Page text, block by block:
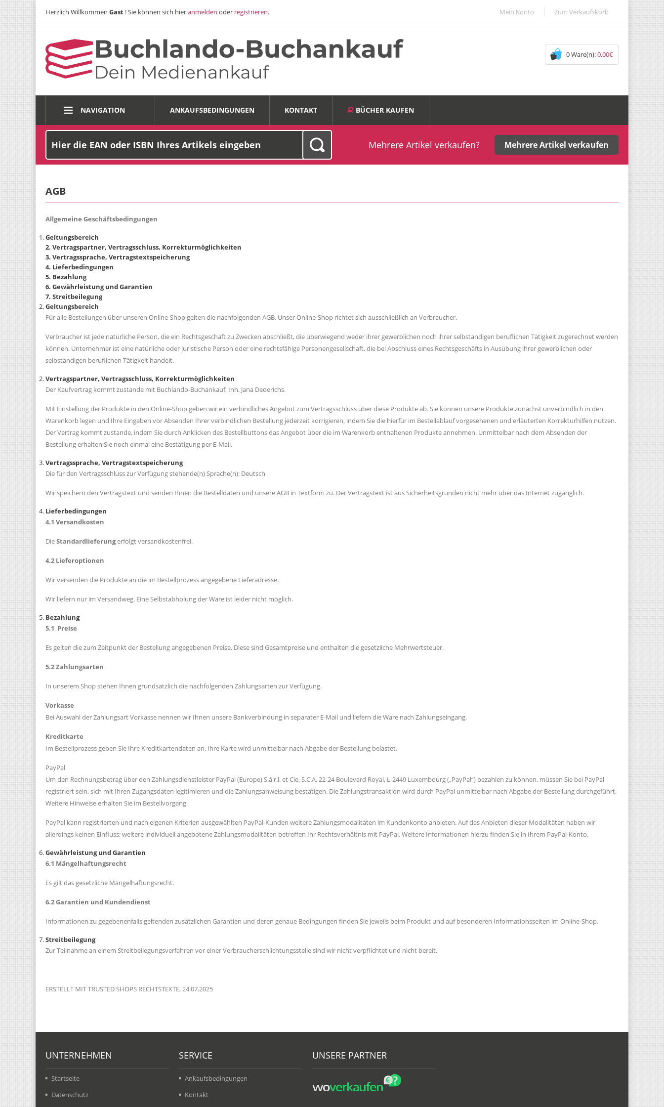
Herzlich Willkommen Gast ! Sie können sich hieranmelden oder registrieren. Mein Konto Zum Verkaufskorb
0 Ware(n):0,00€
NAVIGATION ANKAUFSBEDINGUNGEN KONTAKT BÜCHER KAUFEN
Mehrere Artikel verkaufen
Mehrere Artikel verkaufen?
AGB
Allgemeine Geschäftsbedingungen
Geltungsbereich
2. Vertragspartner, Vertragsschluss, Korrekturmöglichkeiten
3. Vertragssprache, Vertragstextspeicherung
4. Lieferbedingungen
5. Bezahlung
6. Gewährleistung und Garantien
7. Streitbeilegung
Geltungsbereich
Für alle Bestellungen über unseren Online-Shop gelten die nachfolgenden AGB. Unser Online-Shop richtet sich ausschließlich an Verbraucher.
Verbraucher ist jede natürliche Person, die ein Rechtsgeschäft zu Zwecken abschließt, die überwiegend weder ihrer gewerblichen noch ihrer selbständigen beruflichen Tätigkeit zugerechnet werden
können. Unternehmer ist eine natürliche oder juristische Person oder eine rechtsfähige Personengesellschaft, die bei Abschluss eines Rechtsgeschäfts in Ausübung ihrer gewerblichen oder
selbständigen beruflichen Tätigkeit handelt.
Vertragspartner, Vertragsschluss, Korrekturmöglichkeiten
Der Kaufvertrag kommt zustande mit Buchlando-Buchankauf, Inh. Jana Dederichs.
Mit Einstellung der Produkte in den Online-Shop geben wir ein verbindliches Angebot zum Vertragsschluss über diese Produkte ab. Sie können unsere Produkte zunächst unverbindlich in den
Warenkorb legen und Ihre Eingaben vor Absenden Ihrer verbindlichen Bestellung jederzeit korrigieren, indem Sie die hierfür im Bestellablauf vorgesehenen und erläuterten Korrekturhilfen nutzen.
Der Vertrag kommt zustande, indem Sie durch Anklicken des Bestellbuttons das Angebot über die im Warenkorb enthaltenen Produkte annehmen. Unmittelbar nach dem Absenden der
Bestellung erhalten Sie noch einmal eine Bestätigung per E-Mail.
Vertragssprache, Vertragstextspeicherung
Die für den Vertragsschluss zur Verfügung stehende(n) Sprache(n): Deutsch
Wir speichern den Vertragstext und senden Ihnen die Bestelldaten und unsere AGB in Textform zu. Der Vertragstext ist aus Sicherheitsgründen nicht mehr über das Internet zugänglich.
Lieferbedingungen
4.1 Versandkosten
DieStandardlieferungerfolgt versandkostenfrei.
4.2 Lieferoptionen
Wir versenden die Produkte an die im Bestellprozess angegebene Lieferadresse.
Wir liefern nur im Versandweg. Eine Selbstabholung der Ware ist leider nicht möglich.
Bezahlung
5.1 Preise
Es gelten die zum Zeitpunkt der Bestellung angegebenen Preise. Diese sind Gesamtpreise und enthalten die gesetzliche Mehrwertsteuer.
5.2 Zahlungsarten
In unserem Shop stehen Ihnen grundsätzlich die nachfolgenden Zahlungsarten zur Verfügung.
Vorkasse
Bei Auswahl der Zahlungsart Vorkasse nennen wir Ihnen unsere Bankverbindung in separater E-Mail und liefern die Ware nach Zahlungseingang.
Kreditkarte
Im Bestellprozess geben Sie Ihre Kreditkartendaten an. Ihre Karte wird unmittelbar nach Abgabe der Bestellung belastet.
PayPal
Um den Rechnungsbetrag über den Zahlungsdienstleister PayPal (Europe) S.à r.l. et Cie, S.C.A, 22-24 Boulevard Royal, L-2449 Luxembourg („PayPal“) bezahlen zu können, müssen Sie bei PayPal
registriert sein, sich mit Ihren Zugangsdaten legitimieren und die Zahlungsanweisung bestätigen. Die Zahlungstransaktion wird durch PayPal unmittelbar nach Abgabe der Bestellung durchgeführt.
Weitere Hinweise erhalten Sie im Bestellvorgang.
PayPal kann registrierten und nach eigenen Kriterien ausgewählten PayPal-Kunden weitere Zahlungsmodalitäten im Kundenkonto anbieten. Auf das Anbieten dieser Modalitäten haben wir
allerdings keinen Einfluss; weitere individuell angebotene Zahlungsmodalitäten betreffen Ihr Rechtsverhältnis mit PayPal. Weitere Informationen hierzu finden Sie in Ihrem PayPal-Konto.
Gewährleistung und Garantien
6.1 Mängelhaftungsrecht
Es gilt das gesetzliche Mängelhaftungsrecht.
6.2 Garantien und Kundendienst
Informationen zu gegebenenfalls geltenden zusätzlichen Garantien und deren genaue Bedingungen finden Sie jeweils beim Produkt und auf besonderen Informationsseiten im Online-Shop.
Streitbeilegung
Zur Teilnahme an einem Streitbeilegungsverfahren vor einer Verbraucherschlichtungsstelle sind wir nicht verpflichtet und nicht bereit.
ERSTELLT MIT TRUSTED SHOPS RECHTSTEXTE, 24.07.2025
UNTERNEHMEN
Startseite
Datenschutz
SERVICE
Ankaufsbedingungen
Kontakt
UNSERE PARTNER